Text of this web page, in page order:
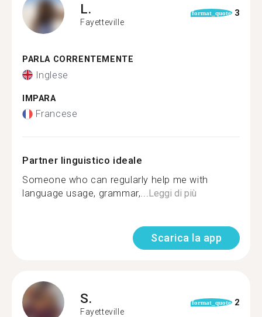
L.
Fayetteville
format_quote 3
PARLA CORRENTEMENTE
Inglese
IMPARA
Francese
Partner linguistico ideale
Someone who can regularly help me with
language usage, grammar,...Leggi di più
Scarica la app
S.
Fayetteville
format_quote 2